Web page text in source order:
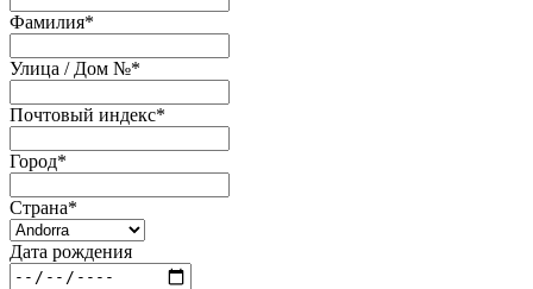
Фамилия*
Улица / Дом №*
Почтовый индекс*
Город*
Страна*
Дата рождения